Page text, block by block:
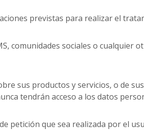
previstas para realizar el
comunidades sociales o cualquier
sus productos y servicios, o de
tendrán acceso a los datos
petición que sea realizada por el